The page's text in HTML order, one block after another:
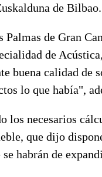
de Bilbao.
Palmas de Gran
de
buena calidad de
lo que había",
los necesarios
que dijo
habrán de